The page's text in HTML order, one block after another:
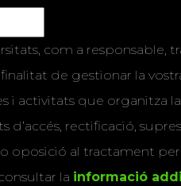
com a responsable,
de gestionar la
i activitats que organitza la
d’accés, rectificació,
oposició al tractament per
la informació